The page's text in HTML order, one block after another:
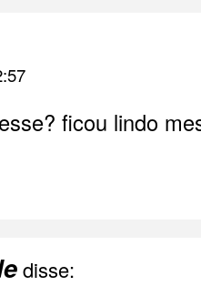
ficou lindo
disse: